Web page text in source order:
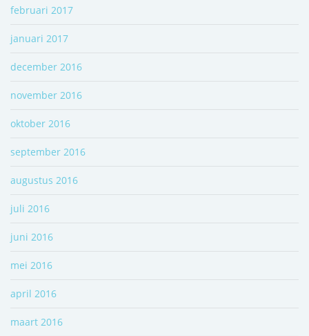
februari 2017
januari 2017
december 2016
november 2016
oktober 2016
september 2016
augustus 2016
juli 2016
juni 2016
mei 2016
april 2016
maart 2016